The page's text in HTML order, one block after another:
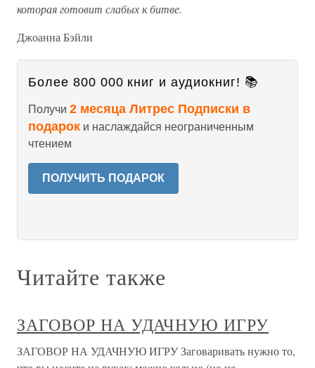
которая готовит слабых к битве.
Джоанна Бэйли
Более 800 000 книг и аудиокниг! 📚
Получи 2 месяца Литрес Подписки в
подарок и наслаждайся неограниченным
чтением
ПОЛУЧИТЬ ПОДАРОК
Читайте также
ЗАГОВОР НА УДАЧНУЮ ИГРУ
ЗАГОВОР НА УДАЧНУЮ ИГРУ Заговаривать нужно то,